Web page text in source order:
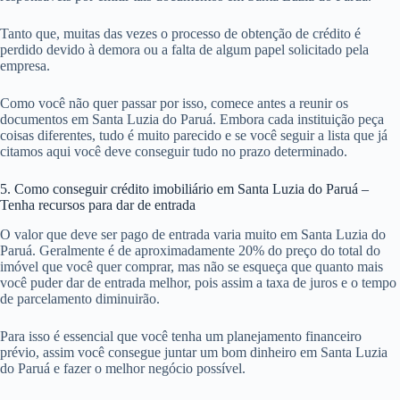
Tanto que, muitas das vezes o processo de obtenção de crédito é
perdido devido à demora ou a falta de algum papel solicitado pela
empresa.
Como você não quer passar por isso, comece antes a reunir os
documentos em Santa Luzia do Paruá. Embora cada instituição peça
coisas diferentes, tudo é muito parecido e se você seguir a lista que já
citamos aqui você deve conseguir tudo no prazo determinado.
5. Como conseguir crédito imobiliário em Santa Luzia do Paruá –
Tenha recursos para dar de entrada
O valor que deve ser pago de entrada varia muito em Santa Luzia do
Paruá. Geralmente é de aproximadamente 20% do preço do total do
imóvel que você quer comprar, mas não se esqueça que quanto mais
você puder dar de entrada melhor, pois assim a taxa de juros e o tempo
de parcelamento diminuirão.
Para isso é essencial que você tenha um planejamento financeiro
prévio, assim você consegue juntar um bom dinheiro em Santa Luzia
do Paruá e fazer o melhor negócio possível.